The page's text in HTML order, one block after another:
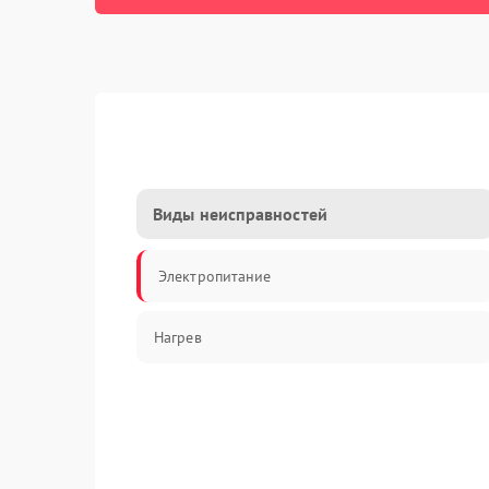
Виды неисправностей
Электропитание
Нагрев